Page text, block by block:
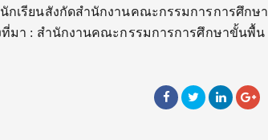
กเรียนสังกัดสำนักงานคณะกรรมการการศึกษา
มา : สำนักงานคณะกรรมการการศึกษาขั้นพื้น